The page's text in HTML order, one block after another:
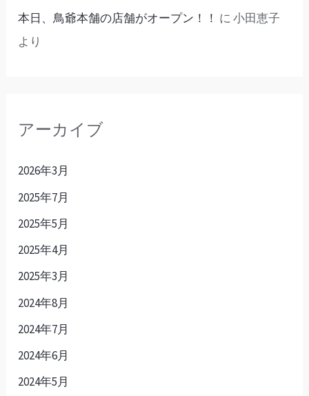
本日、鳥爺本舗の店舗がオープン！！ に小田恵子
より
アーカイブ
2026年3月
2025年7月
2025年5月
2025年4月
2025年3月
2024年8月
2024年7月
2024年6月
2024年5月